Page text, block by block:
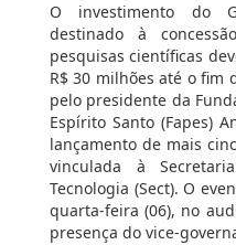
O investimento do
destinado à
pesquisas científicas
R$ 30 milhões até o fim
pelo presidente da
Espírito Santo (Fapes)
lançamento de mais
vinculada à
Tecnologia (Sect). O
quarta-feira (06), no
presença do vice-